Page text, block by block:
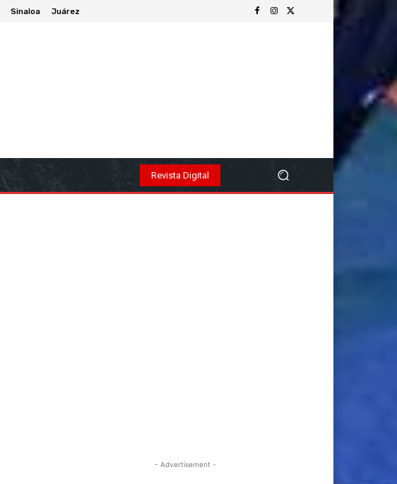
Sinaloa Juárez
Revista Digital
- Advertisement -